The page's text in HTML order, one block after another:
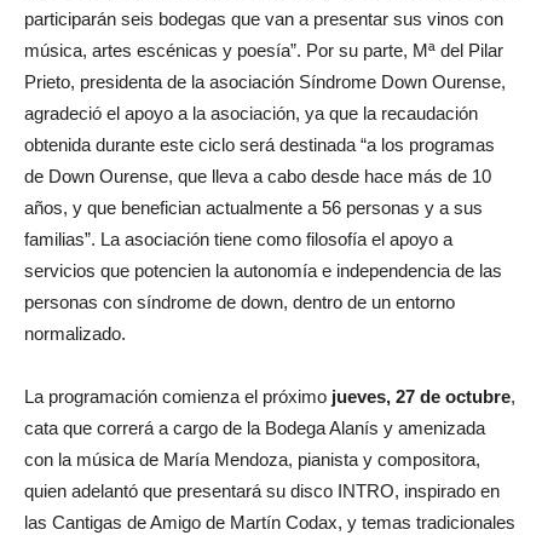
participarán seis bodegas que van a presentar sus vinos con
música, artes escénicas y poesía”. Por su parte, Mª del Pilar
Prieto, presidenta de la asociación Síndrome Down Ourense,
agradeció el apoyo a la asociación, ya que la recaudación
obtenida durante este ciclo será destinada “a los programas
de Down Ourense, que lleva a cabo desde hace más de 10
años, y que benefician actualmente a 56 personas y a sus
familias”. La asociación tiene como filosofía el apoyo a
servicios que potencien la autonomía e independencia de las
personas con síndrome de down, dentro de un entorno
normalizado.
La programación comienza el próximo jueves, 27 de octubre,
cata que correrá a cargo de la Bodega Alanís y amenizada
con la música de María Mendoza, pianista y compositora,
quien adelantó que presentará su disco INTRO, inspirado en
las Cantigas de Amigo de Martín Codax, y temas tradicionales